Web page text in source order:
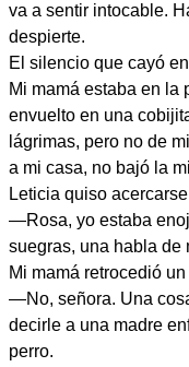
va a sentir intocable.
despierte.
El silencio que cayó
Mi mamá estaba en la
envuelto en una
lágrimas, pero no de
a mi casa, no bajó la
Leticia quiso
—Rosa, yo estaba
suegras, una habla
Mi mamá retrocedió un
—No, señora. Una
decirle a una madre
perro.